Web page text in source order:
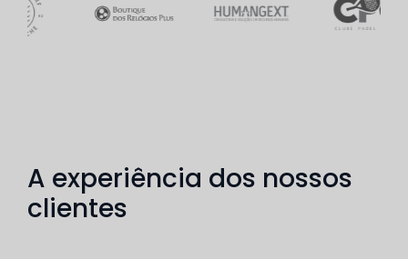
A experiência dos nossos
clientes